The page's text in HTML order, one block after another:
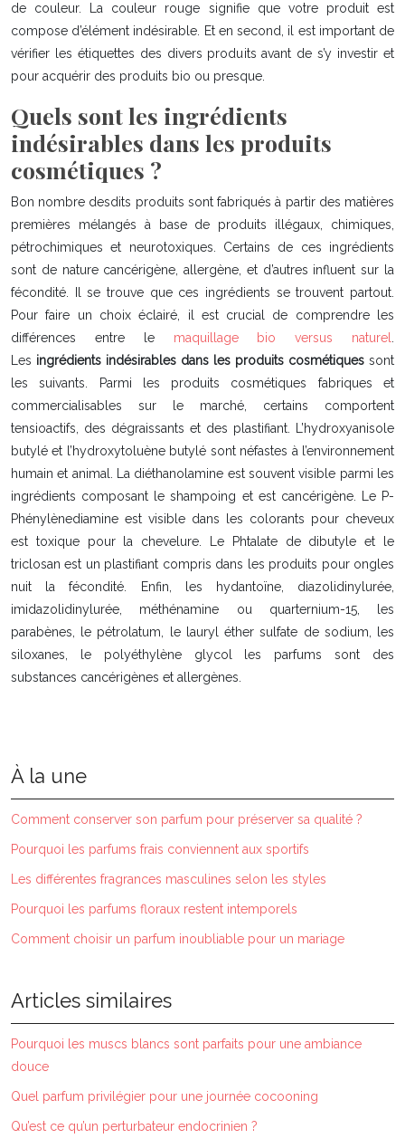
de couleur. La couleur rouge signifie que votre produit est
compose d’élément indésirable. Et en second, il est important de
vérifier les étiquettes des divers produits avant de s’y investir et
pour acquérir des produits bio ou presque.
Quels sont les ingrédients
indésirables dans les produits
cosmétiques ?
Bon nombre desdits produits sont fabriqués à partir des matières
premières mélangés à base de produits illégaux, chimiques,
pétrochimiques et neurotoxiques. Certains de ces ingrédients
sont de nature cancérigène, allergène, et d’autres influent sur la
fécondité. Il se trouve que ces ingrédients se trouvent partout.
Pour faire un choix éclairé, il est crucial de comprendre les
différences entre le maquillage bio versus naturel
Les ingrédients indésirables dans les produits cosmétiques sont
les suivants. Parmi les produits cosmétiques fabriques et
commercialisables sur le marché, certains comportent
tensioactifs, des dégraissants et des plastifiant. L’hydroxyanisole
butylé et l’hydroxytoluène butylé sont néfastes à l’environnement
humain et animal. La diéthanolamine est souvent visible parmi les
ingrédients composant le shampoing et est cancérigène. Le P-
Phénylènediamine est visible dans les colorants pour cheveux
est toxique pour la chevelure. Le Phtalate de dibutyle et le
triclosan est un plastifiant compris dans les produits pour ongles
nuit la fécondité. Enfin, les hydantoïne, diazolidinylurée,
imidazolidinylurée, méthénamine ou quarternium-15, les
parabènes, le pétrolatum, le lauryl éther sulfate de sodium, les
siloxanes, le polyéthylène glycol les parfums sont des
substances cancérigènes et allergènes.
À la une
Comment conserver son parfum pour préserver sa qualité ?
Pourquoi les parfums frais conviennent aux sportifs
Les différentes fragrances masculines selon les styles
Pourquoi les parfums floraux restent intemporels
Comment choisir un parfum inoubliable pour un mariage
Articles similaires
Pourquoi les muscs blancs sont parfaits pour une ambiance
douce
Quel parfum privilégier pour une journée cocooning
Qu’est ce qu’un perturbateur endocrinien ?